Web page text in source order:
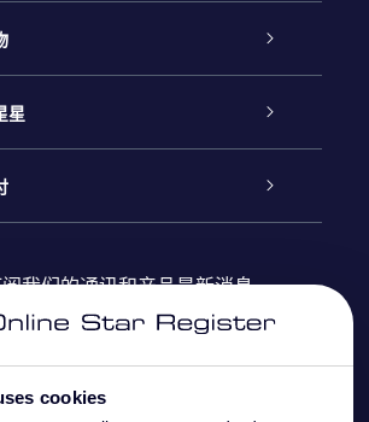
cookies
物
星
Register
Page
Stars
我们的通讯和产品最新消息